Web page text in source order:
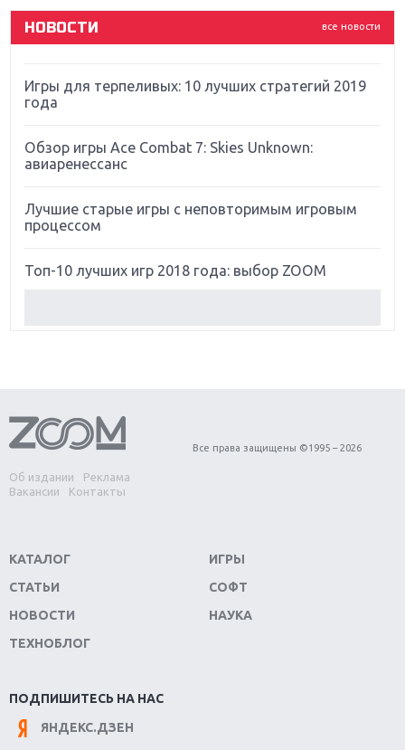
все новости
НОВОСТИ
Far Cry 5: хвалить нельзя ругать
Игры для терпеливых: 10 лучших стратегий 2019
года
Обзор игры Ace Combat 7: Skies Unknown:
авиаренессанс
Лучшие старые игры с неповторимым игровым
процессом
Топ-10 лучших игр 2018 года: выбор ZOOM
Обзор игры Forza Horizon 4: вершина эволюции
Две важных новинки для консолей: Spider-Man и
Divinity Original Sin 2
Switch
Обзор игры The Crew 2: покорение Америки
Важнейшие анонсы E3 2018
Крупнейшие релизы мая: Nintendo, Microsoft и
Об издании
Реклама
Вакансии
Контакты
Все права защищены ©1995 – 2026
КАТАЛОГ
СТАТЬИ
НОВОСТИ
ТЕХНОБЛОГ
ИГРЫ
СОФТ
НАУКА
ПОДПИШИТЕСЬ НА НАС
ЯНДЕКС.ДЗЕН